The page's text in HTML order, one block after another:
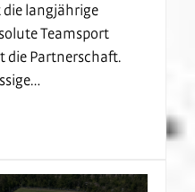
die langjährige
Teamsport
die Partnerschaft.